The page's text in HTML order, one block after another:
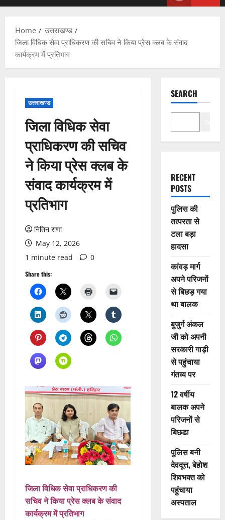
Home
उत्तराखण्ड
जिला विधिक सेवा प्राधिकरण की सचिव ने किया प्रेस क्लब के संवाद
कार्यक्रम में प्रतिभाग
उत्तराखण्ड
जिला विधिक सेवा
प्राधिकरण की सचिव
ने किया प्रेस क्लब के
संवाद कार्यक्रम में
प्रतिभाग
नितिन राणा
May 12, 2026
1 minute read
0
Share this:
जिला विधिक सेवा प्राधिकरण की
सचिव ने किया प्रेस क्लब के संवाद
कार्यक्रम में प्रतिभाग
SEARCH
RECENT
POSTS
पुलिस की
तत्परता से
टला बड़ा
हादसा
कांवड़ मार्ग
अपने परिजनों
से बिछड़ गया
था बालक
बुजुर्ग अंकल
जी को अपनी
सरकारी गाड़ी
से पहुंचाया
गंतव्य पर
12 वर्षीय
बालक अपने
परिजनों से
बिछडा
पुलिस बनी
देवदूत्त, बेहोश
शिवभक्त को
पहुंचाया
अस्पताल